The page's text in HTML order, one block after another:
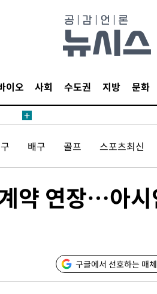
이오 사회 수도권 지방 문화
"
배구 골프 스포츠최신
약 연장…아시
구글에서 선호하는 매